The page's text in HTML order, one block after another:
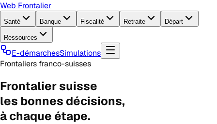
Web Frontalier
Santé Banque Fiscalité Retraite Départ
Ressources
E-démarchesSimulations
Frontaliers franco-suisses
Frontalier suisse
les bonnes décisions,
à chaque étape.